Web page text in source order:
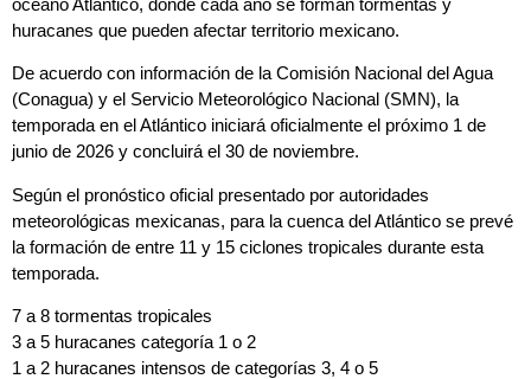
huracanes que pueden afectar territorio mexicano.
De acuerdo con información de la Comisión Nacional del Agua
(Conagua) y el Servicio Meteorológico Nacional (SMN), la
temporada en el Atlántico iniciará oficialmente el próximo 1 de
junio de 2026 y concluirá el 30 de noviembre.
Según el pronóstico oficial presentado por autoridades
meteorológicas mexicanas, para la cuenca del Atlántico se prevé
la formación de entre 11 y 15 ciclones tropicales durante esta
temporada.
7 a 8 tormentas tropicales
3 a 5 huracanes categoría 1 o 2
1 a 2 huracanes intensos de categorías 3, 4 o 5